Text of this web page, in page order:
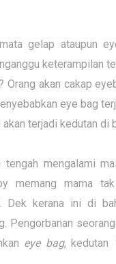
gelap ataupun
keterampilan
Orang akan cakap
eye bag
terjadi kedutan di
mengalami
memang mama
Dek kerana ini di
Pengorbanan
eye bag, kedutan